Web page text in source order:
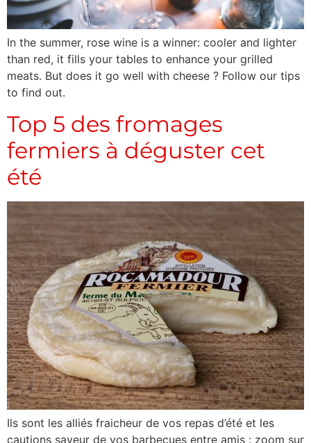
In the summer, rose wine is a winner: cooler and lighter
than red, it fills your tables to enhance your grilled
meats. But does it go well with cheese ? Follow our tips
to find out.
Top 5 des fromages
fermiers à déguster cet
été
Ils sont les alliés fraicheur de vos repas d’été et les
cautions saveur de vos barbecues entre amis : zoom sur